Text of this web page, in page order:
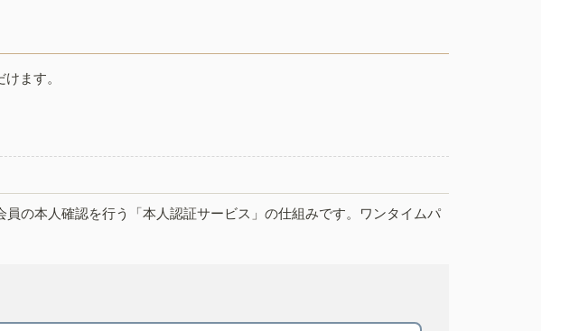
ます。
の本人確認を行う「本人認証サービス」の仕組みです。ワンタイムパ